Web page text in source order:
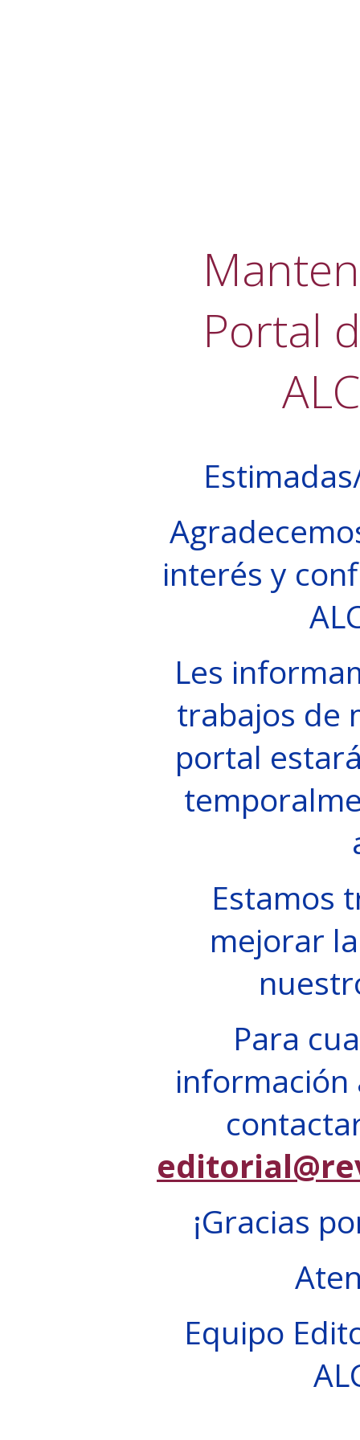
Portal
interés y
Les
trabajos de
portal
Estamos
mejorar
Para
información
¡Gracias
Equipo